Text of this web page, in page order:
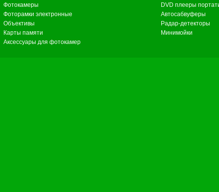
Фотокамеры
Фоторамки электронные
Объективы
Карты памяти
Аксессуары для фотокамер
DVD плееры
Автосабвуферы
Радар-детекторы
Минимойки